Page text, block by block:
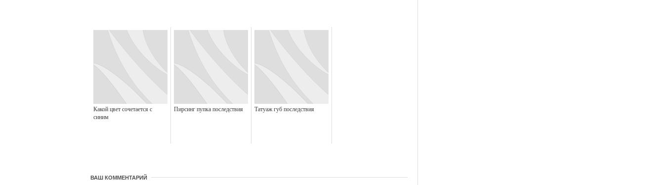
Какой цвет сочетается с
синим
Пирсинг пупка последствия Татуаж губ последствия
ВАШ КОММЕНТАРИЙ